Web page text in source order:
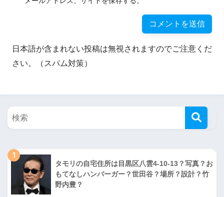
日本語が含まれない投稿は無視されますのでご注意くだ
さい。（スパム対策）
1
タモリの自宅住所は目黒区八雲4-10-13？写真？お
もてなしハンバーガー？世田谷？場所？設計？竹
野内豊？